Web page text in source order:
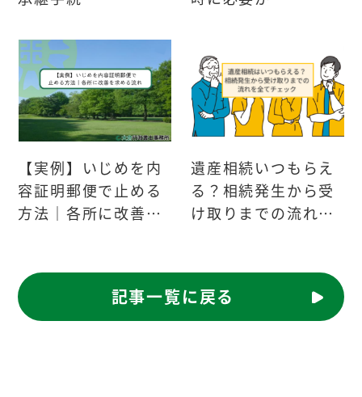
【実例】いじめを内
容証明郵便で止める
方法｜各所に改善を
遺産相続いつもらえ
る？相続発生から受
け取りまでの流れを
記事一覧に戻る